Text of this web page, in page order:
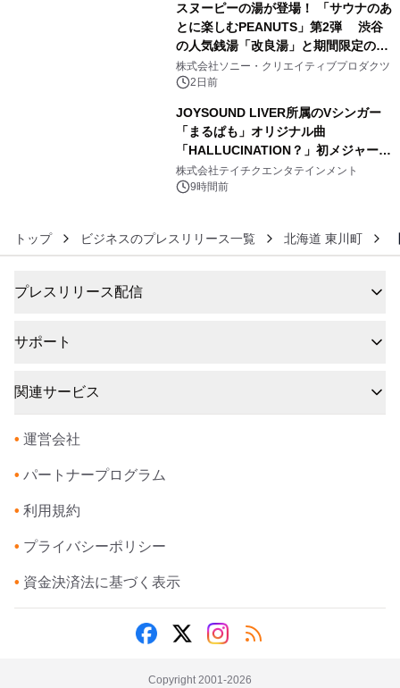
スヌーピーの湯が登場！ 「サウナのあ
とに楽しむPEANUTS」第2弾 渋谷
の人気銭湯「改良湯」と期間限定のコ
ラボレーション サウナイキタイコラ
ボグッズも発売決定！
株式会社ソニー・クリエイティブプロダクツ
2日前
JOYSOUND LIVER所属のVシンガー
「まるぱも」オリジナル曲
「HALLUCINATION？」初メジャー配
信リリース決定！
株式会社テイチクエンタテインメント
9時間前
トップ ビジネスのプレスリリース一覧 北海道 東川町
プレスリリース配信
サポート
関連サービス
• 運営会社
• パートナープログラム
• 利用規約
• プライバシーポリシー
• 資金決済法に基づく表示
Copyright 2001-2026